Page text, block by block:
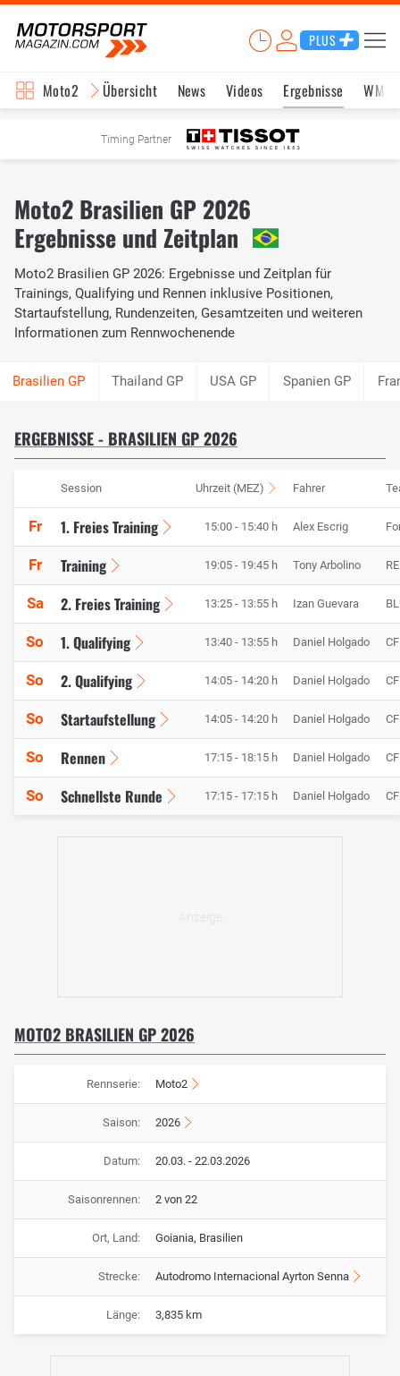
PLUS
Moto2 Übersicht News Videos Ergebnisse WM-
Timing Partner
Moto2 Brasilien GP 2026
Ergebnisse und Zeitplan
Moto2 Brasilien GP 2026: Ergebnisse und Zeitplan für
Trainings, Qualifying und Rennen inklusive Positionen,
Startaufstellung, Rundenzeiten, Gesamtzeiten und weiteren
Informationen zum Rennwochenende
Thailand GP USA GP Spanien GP
ERGEBNISSE - BRASILIEN GP 2026
Session Uhrzeit (MEZ) Fahrer
Fr 1. Freies Training 15:00 - 15:40 h Alex Escrig
Fr Training 19:05 - 19:45 h Tony Arbolino
Sa 2. Freies Training 13:25 - 13:55 h Izan Guevara
So 1. Qualifying 13:40 - 13:55 h Daniel Holgado
So 2. Qualifying 14:05 - 14:20 h Daniel Holgado
So Startaufstellung 14:05 - 14:20 h Daniel Holgado
So Rennen 17:15 - 18:15 h Daniel Holgado
So Schnellste Runde 17:15 - 17:15 h Daniel Holgado
MOTO2 BRASILIEN GP 2026
Rennserie: Moto2
Saison: 2026
Datum: 20.03. - 22.03.2026
Saisonrennen: 2 von 22
Ort, Land: Goiania, Brasilien
Strecke: Autodromo Internacional Ayrton Senna
Länge: 3,835 km